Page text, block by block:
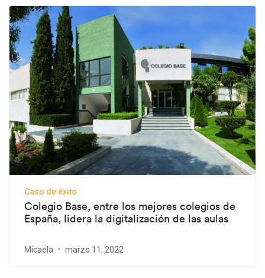
Caso de éxito
Colegio Base, entre los mejores colegios de
España, lidera la digitalización de las aulas
Micaela marzo 11, 2022